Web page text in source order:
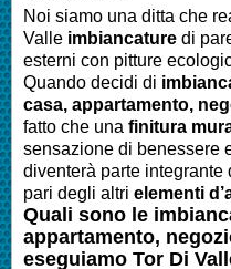
Noi siamo una ditta che
Valle imbiancature di
esterni con pitture
Quando decidi di imbianc
casa, appartamento,
fatto che una finitura
sensazione di benessere
diventerà parte
pari degli altri elementi
Quali sono le imbianc
appartamento,
eseguiamo Tor Di